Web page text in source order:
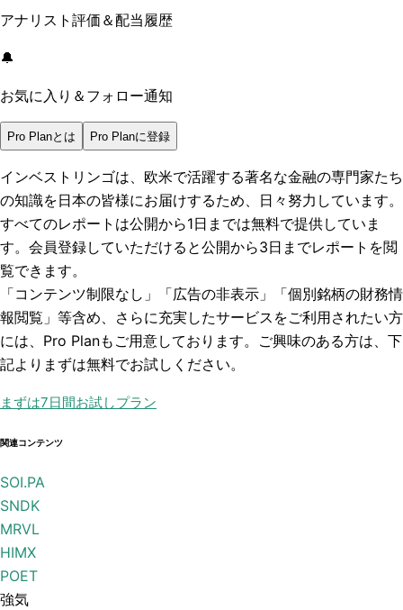
アナリスト評価＆配当履歴
🔔
お気に入り＆フォロー通知
Pro Planとは Pro Planに登録
インベストリンゴは、欧米で活躍する著名な金融の専門家たち
の知識を日本の皆様にお届けするため、日々努力しています。
すべてのレポートは公開から1日までは無料で提供していま
す。会員登録していただけると公開から3日までレポートを閲
覧できます。
「コンテンツ制限なし」「広告の非表示」「個別銘柄の財務情
報閲覧」 等含め、さらに充実したサービスをご利用されたい方
には、Pro Planもご用意しております。ご興味のある方は、下
記よりまずは無料でお試しください。
まずは7日間お試しプラン
関連コンテンツ
SOI.PA
SNDK
MRVL
HIMX
POET
強気